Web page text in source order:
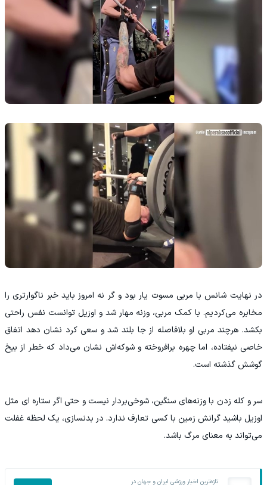
در نهایت شانس با مربی مسوت یار بود و گر نه امروز باید خبر ناگوارتری را
مخابره می‌کردیم. با کمک مربی، وزنه مهار شد و اوزیل توانست نفس راحتی
بکشد. هرچند مربی او بلافاصله از جا بلند شد و سعی کرد نشان دهد اتفاق
خاصی نیفتاده، اما چهره برافروخته و شوکه‌اش نشان می‌داد که خطر از بیخ
گوشش گذشته است.
سر و کله زدن با وزنه‌های سنگین، شوخی‌بردار نیست و حتی اگر ستاره ای مثل
اوزیل باشید گرانش زمین با کسی تعارف ندارد. در بدنسازی، یک لحظه غفلت
می‌تواند به معنای مرگ باشد.
تازه‌ترین اخبار ورزشی ایران و جهان در